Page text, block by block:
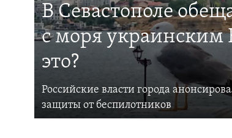
В Севастополе
с моря украинским
это?
Российские власти города
защиты от беспилотников